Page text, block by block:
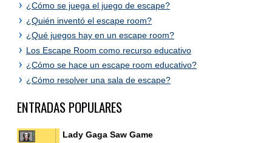
¿Cómo se juega el juego de escape?
¿Quién inventó el escape room?
¿Qué juegos hay en un escape room?
Los Escape Room como recurso educativo
¿Cómo se hace un escape room educativo?
¿Cómo resolver una sala de escape?
ENTRADAS POPULARES
Lady Gaga Saw Game